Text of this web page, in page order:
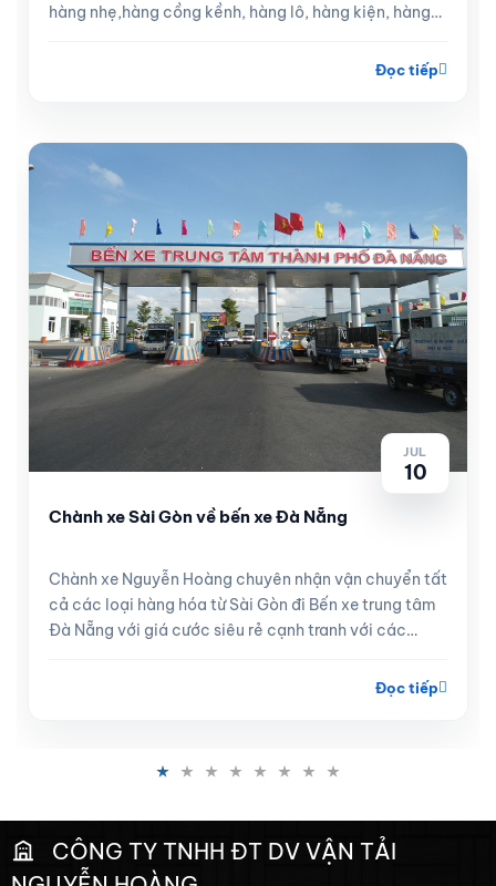
hàng nhẹ,hàng cồng kềnh, hàng lô, hàng kiện, hàng
Đọc tiếp
JUL
10
Chành xe Sài Gòn về bến xe Đà Nẵng
Chành xe Nguyễn Hoàng chuyên nhận vận chuyển tất
cả các loại hàng hóa từ Sài Gòn đi Bến xe trung tâm
Đà Nẵng với giá cước siêu rẻ cạnh tranh với các
Đọc tiếp
CÔNG TY TNHH ĐT DV VẬN TẢI